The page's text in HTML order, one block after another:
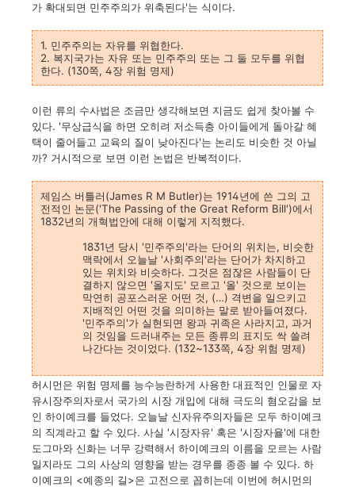
가 확대되면 민주주의가 위축된다'는 식이다.
1. 민주주의는 자유를 위협한다.
2. 복지국가는 자유 또는 민주주의 또는 그 둘 모두를 위협
한다. (130쪽, 4장 위험 명제)
이런 류의 수사법은 조금만 생각해보면 지금도 쉽게 찾아볼 수
있다. '무상급식을 하면 오히려 저소득층 아이들에게 돌아갈 혜
택이 줄어들고 교육의 질이 낮아진다'는 논리도 비슷한 것 아닐
까? 거시적으로 보면 이런 논법은 반복적이다.
제임스 버틀러(James R M Butler)는 1914년에 쓴 그의 고
전적인 논문('The Passing of the Great Reform Bill')에서
1832년의 개혁법안에 대해 이렇게 지적했다.
1831년 당시 '민주주의'라는 단어의 위치는, 비슷한
맥락에서 오늘날 '사회주의'라는 단어가 차지하고
있는 위치와 비슷하다. 그것은 점잖은 사람들이 단
결하지 않으면 '올지도' 모르고 '올' 것으로 보이는
막연히 공포스러운 어떤 것, (…) 격변을 일으키고
지배적인 어떤 것을 의미하는 말로 받아들여졌다.
'민주주의'가 실현되면 왕과 귀족은 사라지고, 과거
의 것임을 드러내주는 모든 종류의 표지도 싹 쓸려
나간다는 것이었다. (132~133쪽, 4장 위험 명제)
허시먼은 위험 명제를 능수능란하게 사용한 대표적인 인물로 자
유시장주의자로서 국가의 시장 개입에 대해 극도의 혐오감을 보
인 하이예크를 들었다. 오늘날 신자유주의자들은 모두 하이예크
의 직계라고 할 수 있다. 사실 '시장자유' 혹은 '시장자율'에 대한
도그마와 신화는 너무 강력해서 하이예크의 이름을 모르는 사람
일지라도 그의 사상의 영향을 받는 경우를 종종 볼 수 있다. 하
이예크의 <예종의 길>은 고전으로 꼽히는데 이번에 허시먼의